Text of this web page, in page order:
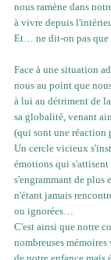
nous ramène dans
à vivre depuis
Et… ne dit-on pas que
Face à une situation
nous au point que
à lui au détriment de la
sa globalité, venant
(qui sont une réaction
Un cercle vicieux
émotions qui
s'engrammant de plus
n'étant jamais
ou ignorées…
C'est ainsi que notre
nombreuses